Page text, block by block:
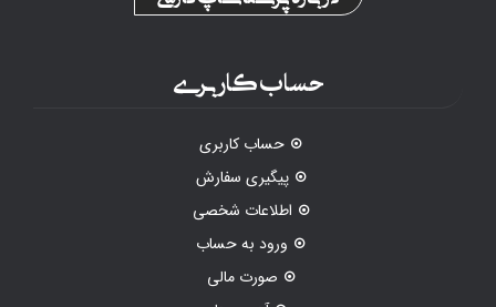
حساب کاربری
حساب کاربری
پیگیری سفارش
اطلاعات شخصی
ورود به حساب
صورت مالی